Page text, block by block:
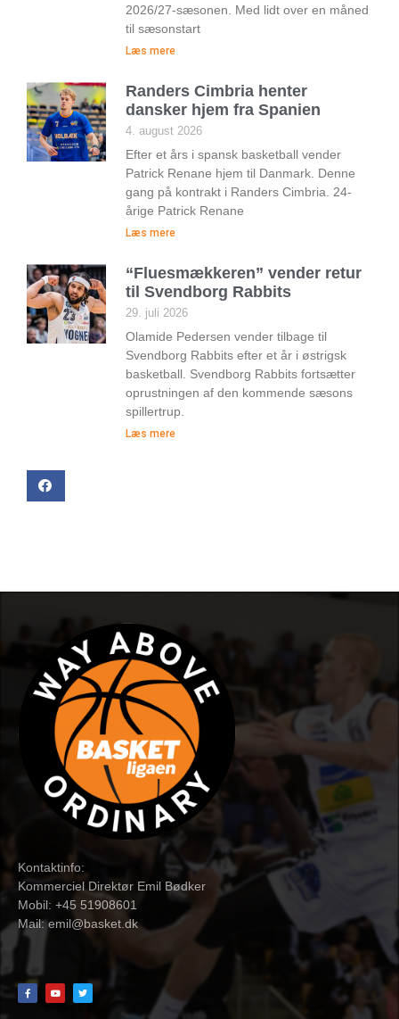
2026/27-sæsonen. Med lidt over en måned
til sæsonstart
Læs mere
Randers Cimbria henter
dansker hjem fra Spanien
4. august 2026
Efter et års i spansk basketball vender
Patrick Renane hjem til Danmark. Denne
gang på kontrakt i Randers Cimbria. 24-
årige Patrick Renane
Læs mere
“Fluesmækkeren” vender retur
til Svendborg Rabbits
29. juli 2026
Olamide Pedersen vender tilbage til
Svendborg Rabbits efter et år i østrigsk
basketball. Svendborg Rabbits fortsætter
oprustningen af den kommende sæsons
spillertrup.
Læs mere
Kontaktinfo:
Kommerciel Direktør Emil Bødker
Mobil: +45 51908601
Mail:emil@basket.dk